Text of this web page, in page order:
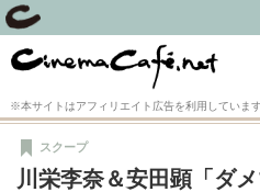
※本サイトはアフィリエイト広告を利用していま
川栄李奈＆安田顕「ダ
スクープ